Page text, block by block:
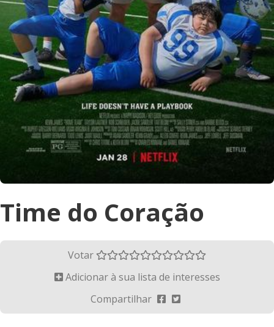
Time do Coração
Votar
Adicionar à sua lista de interesses
Compartilhar